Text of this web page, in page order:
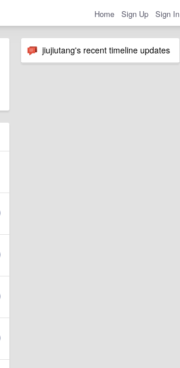
Home Sign Up Sign In
jiujiutang's recent timeline updates